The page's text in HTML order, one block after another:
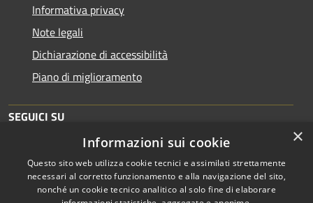
Informativa privacy
Note legali
Dichiarazione di accessibilità
Piano di miglioramento
SEGUICI SU
×
Informazioni sui cookie
Questo sito web utilizza cookie tecnici e assimilati strettamente
necessari al corretto funzionamento e alla navigazione del sito,
nonché un cookie tecnico analitico al solo fine di elaborare